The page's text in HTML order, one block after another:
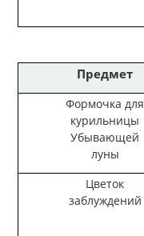
Предмет
Формочка для
курильницы
Убывающей
луны
Цветок
заблуждений